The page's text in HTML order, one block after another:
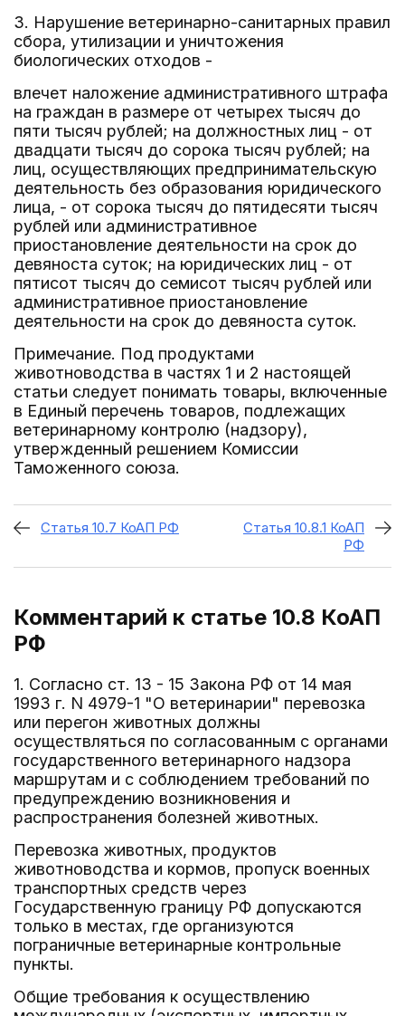
3. Нарушение ветеринарно-санитарных правил
сбора, утилизации и уничтожения
биологических отходов -
влечет наложение административного штрафа
на граждан в размере от четырех тысяч до
пяти тысяч рублей; на должностных лиц - от
двадцати тысяч до сорока тысяч рублей; на
лиц, осуществляющих предпринимательскую
деятельность без образования юридического
лица, - от сорока тысяч до пятидесяти тысяч
рублей или административное
приостановление деятельности на срок до
девяноста суток; на юридических лиц - от
пятисот тысяч до семисот тысяч рублей или
административное приостановление
деятельности на срок до девяноста суток.
Примечание. Под продуктами
животноводства в частях 1 и 2 настоящей
статьи следует понимать товары, включенные
в Единый перечень товаров, подлежащих
ветеринарному контролю (надзору),
утвержденный решением Комиссии
Таможенного союза.
Статья 10.7 КоАП РФ
Статья 10.8.1 КоАП
РФ
Комментарий к статье 10.8 КоАП
РФ
1. Согласно ст. 13 - 15 Закона РФ от 14 мая
1993 г. N 4979-1 "О ветеринарии" перевозка
или перегон животных должны
осуществляться по согласованным с органами
государственного ветеринарного надзора
маршрутам и с соблюдением требований по
предупреждению возникновения и
распространения болезней животных.
Перевозка животных, продуктов
животноводства и кормов, пропуск военных
транспортных средств через
Государственную границу РФ допускаются
только в местах, где организуются
пограничные ветеринарные контрольные
пункты.
Общие требования к осуществлению